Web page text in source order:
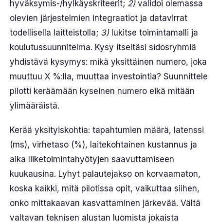
hyväksymis-/hylkäyskriteerit; 2)validoi olemassa
olevien järjestelmien integraatiot ja datavirrat
todellisella laitteistolla; 3)lukitse toimintamalli ja
koulutussuunnitelma. Kysy itseltäsi sidosryhmiä
yhdistävä kysymys: mikä yksittäinen numero, joka
muuttuu X %:lla, muuttaa investointia? Suunnittele
pilotti keräämään kyseinen numero eikä mitään
ylimääräistä.
Kerää yksityiskohtia: tapahtumien määrä, latenssi
(ms), virhetaso (%), laitekohtainen kustannus ja
aika liiketoimintahyötyjen saavuttamiseen
kuukausina. Lyhyt palautejakso on korvaamaton,
koska kaikki, mitä pilotissa opit, vaikuttaa siihen,
onko mittakaavan kasvattaminen järkevää. Vältä
valtavan teknisen alustan luomista jokaista